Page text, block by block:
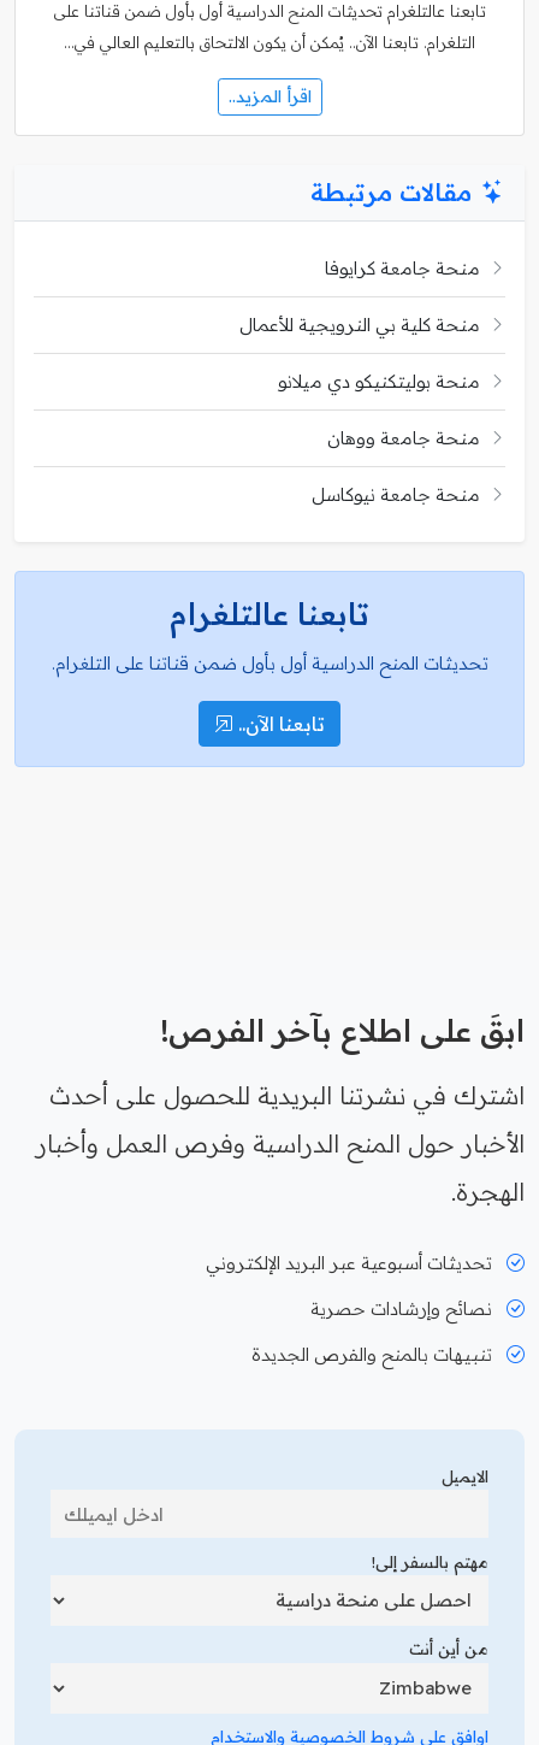
تابعنا عالتلغرام تحديثات المنح الدراسية أول بأول ضمن قناتنا على
التلغرام. تابعنا الآن.. يُمكن أن يكون الالتحاق بالتعليم العالي في…
اقرأ المزيد..
مقالات مرتبطة
منحة جامعة كرايوفا
منحة كلية بي النرويجية للأعمال
منحة بوليتكنيكو دي ميلانو
منحة جامعة ووهان
منحة جامعة نيوكاسل
تابعنا عالتلغرام
تحديثات المنح الدراسية أول بأول ضمن قناتنا على التلغرام.
تابعنا الآن..
ابقَ على اطلاع بآخر الفرص!
اشترك في نشرتنا البريدية للحصول على أحدث
الأخبار حول المنح الدراسية وفرص العمل وأخبار
الهجرة.
تحديثات أسبوعية عبر البريد الإلكتروني
نصائح وإرشادات حصرية
تنبيهات بالمنح والفرص الجديدة
الايميل
مهتم بالسفر إلى!
من أين أنت
اوافق على شروط الخصوصية والاستخدام